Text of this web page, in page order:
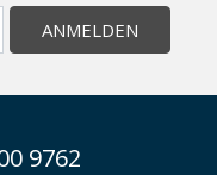
ANMELDEN
9762